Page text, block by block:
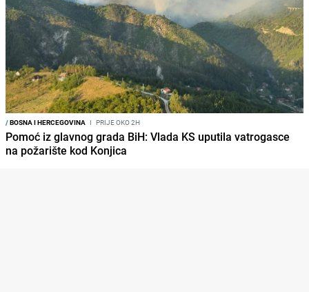
/BOSNA I HERCEGOVINA I PRIJE OKO 2H
Pomoć iz glavnog grada BiH: Vlada KS uputila vatrogasce
na požarište kod Konjica